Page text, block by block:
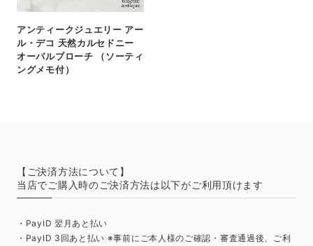
アンティークジュエリー アー
ル・デコ 天然カルセドニー
オーバルブローチ （ソーティ
ングメモ付）
【ご決済方法について】
当店でご購入時のご決済方法は以下がご利用頂けます
・PayID 翌月あと払い
・PayID 3回あと払い ※事前にご本人様のご確認・審査通過後、ご利